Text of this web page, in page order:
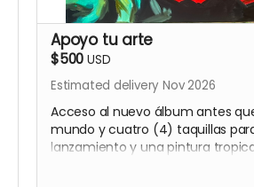
Apoyo tu arte
$500 USD
Estimated delivery Nov 2026
Acceso al nuevo álbum antes
mundo y cuatro (4) taquillas
lanzamiento y una pintura